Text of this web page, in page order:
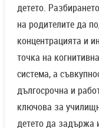
детето.
на родителите да
концентрацията и
точка на
система, а
дългосрочна и
ключова за
детето да задържа